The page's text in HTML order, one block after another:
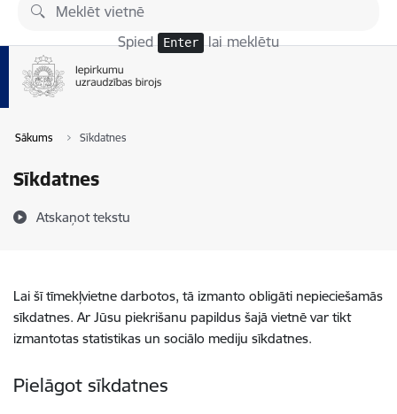
Pāriet uz lapas saturu
Spied Enter lai meklētu
Sākums Sīkdatnes
Sīkdatnes
Atskaņot tekstu
Lai šī tīmekļvietne darbotos, tā izmanto obligāti nepieciešamās
sīkdatnes. Ar Jūsu piekrišanu papildus šajā vietnē var tikt
izmantotas statistikas un sociālo mediju sīkdatnes.
Pielāgot sīkdatnes